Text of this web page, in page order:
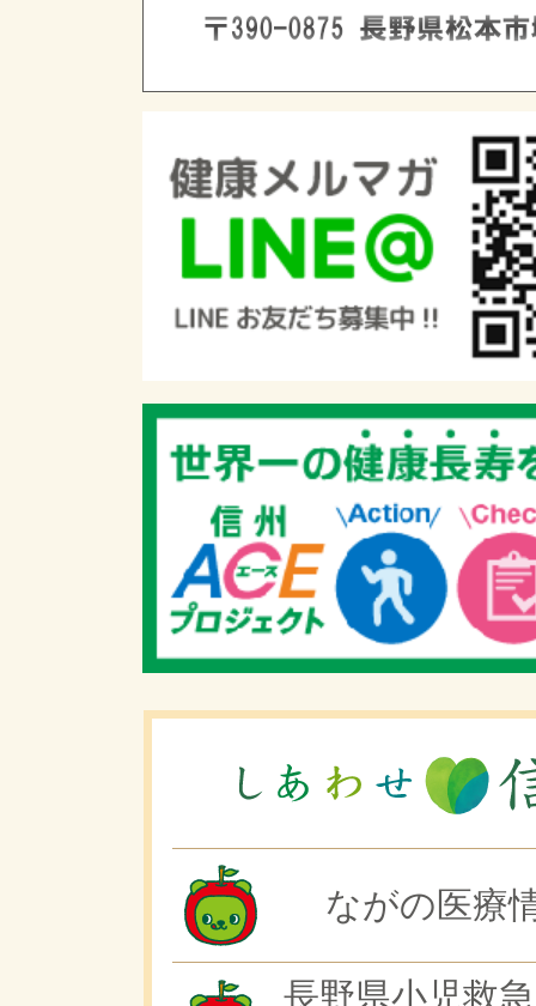
ながの医療
長野県小児救